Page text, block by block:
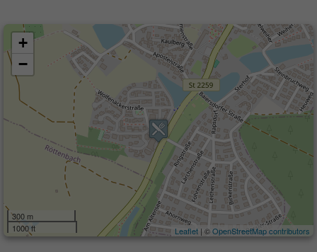
+
−
300 m
1000 ft
Leaflet | ©OpenStreetMap contributors